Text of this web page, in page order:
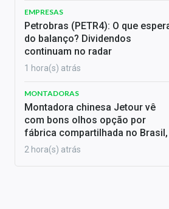
EMPRESAS
Petrobras (PETR4): O que
do balanço? Dividendos
continuam no radar
1 hora(s) atrás
MONTADORAS
Montadora chinesa Jetour vê
com bons olhos opção por
fábrica compartilhada no
2 hora(s) atrás